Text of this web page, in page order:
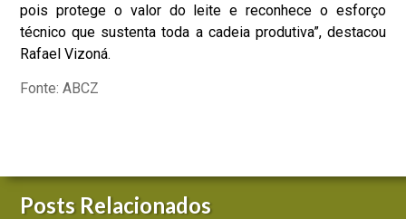
pois protege o valor do leite e reconhece o esforço
técnico que sustenta toda a cadeia produtiva”, destacou
Rafael Vizoná.
Fonte: ABCZ
Posts Relacionados